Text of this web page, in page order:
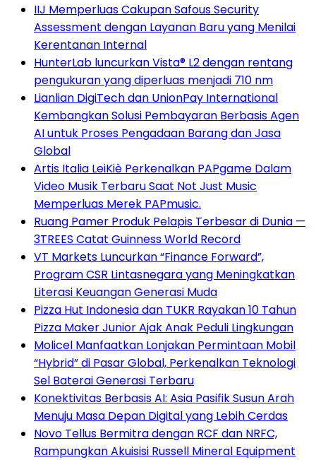
IIJ Memperluas Cakupan Safous Security
Assessment dengan Layanan Baru yang Menilai
Kerentanan Internal
HunterLab luncurkan Vista® L2 dengan rentang
pengukuran yang diperluas menjadi 710 nm
Lianlian DigiTech dan UnionPay International
Kembangkan Solusi Pembayaran Berbasis Agen
AI untuk Proses Pengadaan Barang dan Jasa
Global
Artis Italia LeiKiè Perkenalkan PAPgame Dalam
Video Musik Terbaru Saat Not Just Music
Memperluas Merek PAPmusic.
Ruang Pamer Produk Pelapis Terbesar di Dunia —
3TREES Catat Guinness World Record
VT Markets Luncurkan “Finance Forward”,
Program CSR Lintasnegara yang Meningkatkan
Literasi Keuangan Generasi Muda
Pizza Hut Indonesia dan TUKR Rayakan 10 Tahun
Pizza Maker Junior Ajak Anak Peduli Lingkungan
Molicel Manfaatkan Lonjakan Permintaan Mobil
“Hybrid” di Pasar Global, Perkenalkan Teknologi
Sel Baterai Generasi Terbaru
Konektivitas Berbasis AI: Asia Pasifik Susun Arah
Menuju Masa Depan Digital yang Lebih Cerdas
Novo Tellus Bermitra dengan RCF dan NRFC,
Rampungkan Akuisisi Russell Mineral Equipment